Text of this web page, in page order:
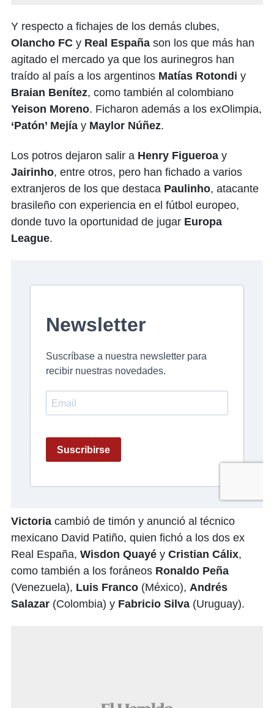
Y respecto a fichajes de los demás clubes,
Olancho FC y Real España son los que más han
agitado el mercado ya que los aurinegros han
traído al país a los argentinos Matías Rotondi y
Braian Benítez, como también al colombiano
Yeison Moreno. Ficharon además a los exOlimpia,
‘Patón’ Mejía y Maylor Núñez.
Los potros dejaron salir a Henry Figueroa y
Jairinho, entre otros, pero han fichado a varios
extranjeros de los que destaca Paulinho, atacante
brasileño con experiencia en el fútbol europeo,
donde tuvo la oportunidad de jugar Europa
League.
Victoria cambió de timón y anunció al técnico
mexicano David Patiño, quien fichó a los dos ex
Real España, Wisdon Quayé y Cristian Cálix,
como también a los foráneos Ronaldo Peña
(Venezuela), Luis Franco (México), Andrés
Salazar (Colombia) y Fabricio Silva (Uruguay).